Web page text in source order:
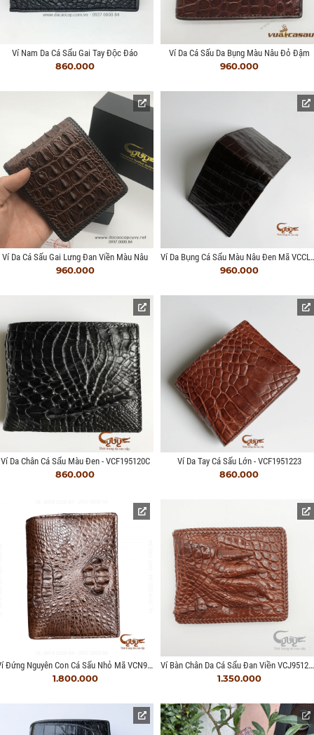
Ví Nam Da Cá Sấu Gai Tay Độc Đáo
860.000
Ví Da Cá Sấu Da Bụng Màu Nâu Đỏ Đậm
960.000
Ví Da Cá Sấu Gai Lưng Đan Viền Màu Nâu
960.000
Ví Da Bụng Cá
960.000
Ví Da Chân Cá Sấu Màu Đen - VCF195120C
860.000
Ví Da Tay Cá Sấu Lớn - VCF1951223
860.000
Ví Đứng Nguyên Con Cá Sấu Nhỏ Mã VCN95F
1.800.000
Ví Bàn Chân Da Cá Sấu Đan Viền VCJ9512HM
1.350.000